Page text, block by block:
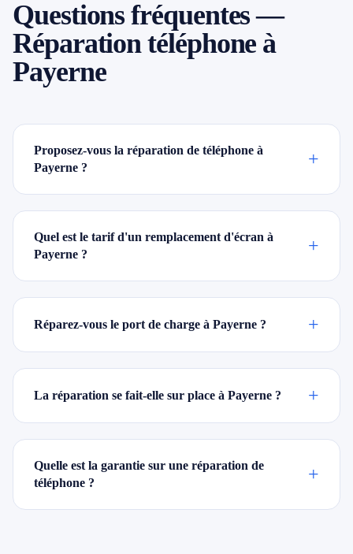
Questions fréquentes —
Réparation téléphone à
Payerne
Proposez-vous la réparation de téléphone à
Payerne ?
+
Quel est le tarif d'un remplacement d'écran à
Payerne ?
+
Réparez-vous le port de charge à Payerne ? +
La réparation se fait-elle sur place à Payerne ? +
Quelle est la garantie sur une réparation de
téléphone ?
+